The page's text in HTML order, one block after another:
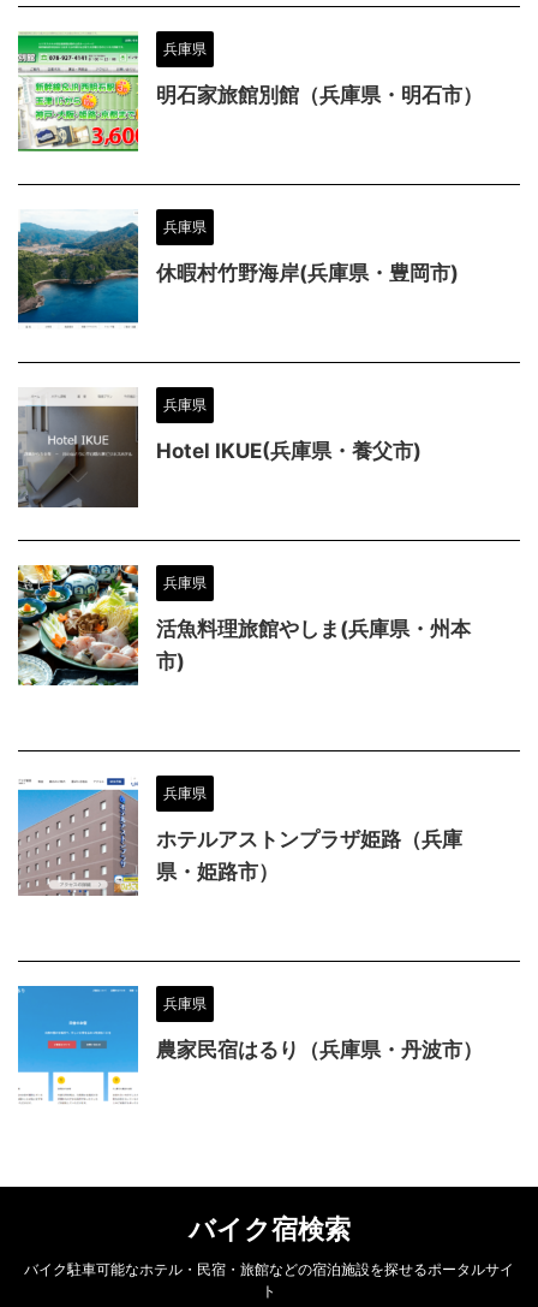
兵庫県
明石家旅館別館（兵庫県・明石市）
兵庫県
休暇村竹野海岸(兵庫県・豊岡市)
兵庫県
Hotel IKUE(兵庫県・養父市)
兵庫県
活魚料理旅館やしま(兵庫県・州本
市)
兵庫県
ホテルアストンプラザ姫路（兵庫
県・姫路市）
兵庫県
農家民宿はるり（兵庫県・丹波市）
バイク宿検索
バイク駐車可能なホテル・民宿・旅館などの宿泊施設を探せるポータルサイ
ト